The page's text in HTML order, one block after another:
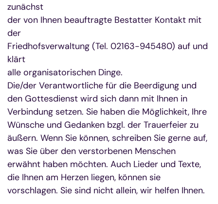
zunächst
der von Ihnen beauftragte Bestatter Kontakt mit
der
Friedhofsverwaltung (Tel. 02163-945480) auf und
klärt
alle organisatorischen Dinge.
Die/der Verantwortliche für die Beerdigung und
den Gottesdienst wird sich dann mit Ihnen in
Verbindung setzen. Sie haben die Möglichkeit, Ihre
Wünsche und Gedanken bzgl. der Trauerfeier zu
äußern. Wenn Sie können, schreiben Sie gerne auf,
was Sie über den verstorbenen Menschen
erwähnt haben möchten. Auch Lieder und Texte,
die Ihnen am Herzen liegen, können sie
vorschlagen. Sie sind nicht allein, wir helfen Ihnen.